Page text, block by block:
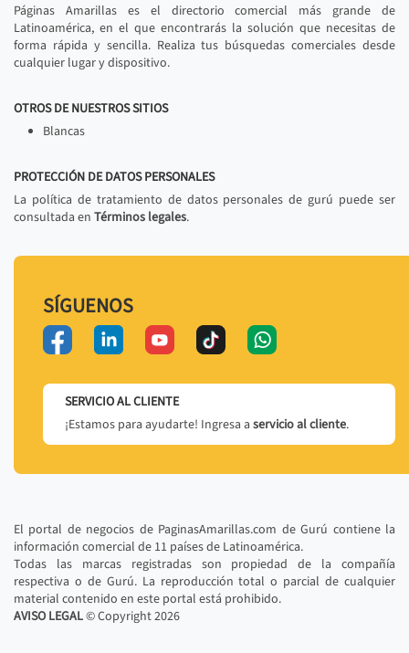
Páginas Amarillas es el directorio comercial más grande de
Latinoamérica, en el que encontrarás la solución que necesitas de
forma rápida y sencilla. Realiza tus búsquedas comerciales desde
cualquier lugar y dispositivo.
OTROS DE NUESTROS SITIOS
Blancas
PROTECCIÓN DE DATOS PERSONALES
La política de tratamiento de datos personales de gurú puede ser
consultada en Términos legales.
SÍGUENOS
SERVICIO AL CLIENTE
¡Estamos para ayudarte! Ingresa a servicio al cliente.
El portal de negocios de PaginasAmarillas.com de Gurú contiene la
información comercial de 11 países de Latinoamérica.
Todas las marcas registradas son propiedad de la compañía
respectiva o de Gurú. La reproducción total o parcial de cualquier
material contenido en este portal está prohibido.
AVISO LEGAL© Copyright2026